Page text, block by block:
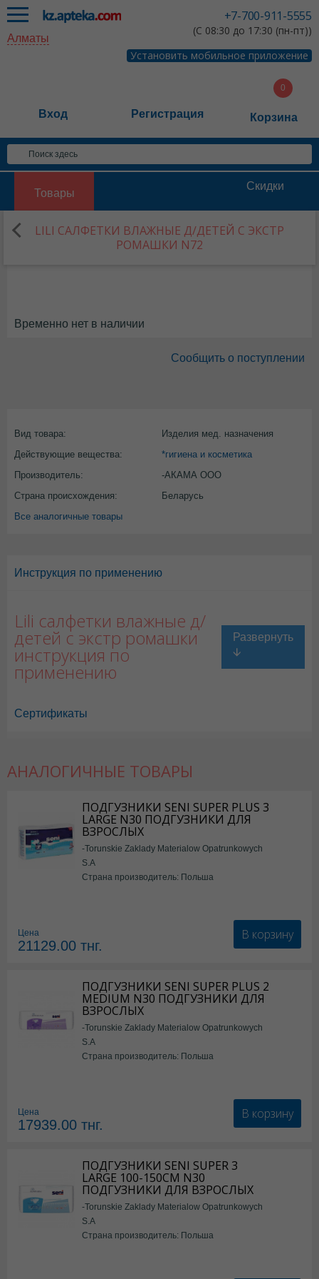
+7-700-911-5555
(С 08:30 до 17:30 (пн-пт))
Установить мобильное приложение
Алматы
Вход Регистрация Корзина
Товары
Скидки
LILI САЛФЕТКИ ВЛАЖНЫЕ Д/ДЕТЕЙ С ЭКСТР
РОМАШКИ N72
Временно нет в наличии
Сообщить о поступлении
Вид товара:
Изделия мед. назначения
Действующие вещества:
*гигиена и косметика
Производитель:
-АКАМА ООО
Страна происхождения:
Беларусь
Все аналогичные товары
Инструкция по применению
Lili салфетки влажные д/
детей с экстр ромашки
инструкция по
применению
Сертификаты
АНАЛОГИЧНЫЕ ТОВАРЫ
ПОДГУЗНИКИ SENI SUPER PLUS 3
LARGE N30 ПОДГУЗНИКИ ДЛЯ
ВЗРОСЛЫХ
-Torunskie Zaklady Materialow Opatrunkowych
S.A
Страна производитель: Польша
Цена
21129.00 тнг.
В корзину
ПОДГУЗНИКИ SENI SUPER PLUS 2
MEDIUM N30 ПОДГУЗНИКИ ДЛЯ
ВЗРОСЛЫХ
-Torunskie Zaklady Materialow Opatrunkowych
S.A
Страна производитель: Польша
Цена
17939.00 тнг.
В корзину
ПОДГУЗНИКИ SENI SUPER 3
LARGE 100-150СМ N30
ПОДГУЗНИКИ ДЛЯ ВЗРОСЛЫХ
-Torunskie Zaklady Materialow Opatrunkowych
S.A
Страна производитель: Польша